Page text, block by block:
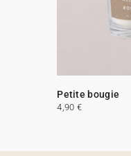
Petite bougie
4,90 €